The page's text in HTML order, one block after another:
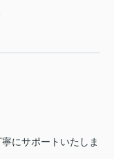
にサポートいたしま